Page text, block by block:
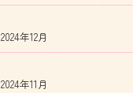
2024年12月
2024年11月